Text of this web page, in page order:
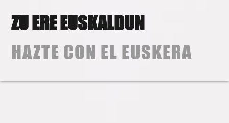
primary
navigation
content
ZU ERE EUSKALDUN
HAZTE CON EL EUSKERA